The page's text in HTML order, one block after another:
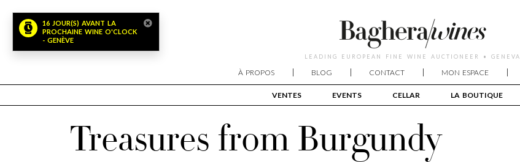
LEADING EUROPEAN FINE WINE AUCTIONEER • GENEVA
VENTES EVENTS CELLAR LA BOUTIQUE
À PROPOS BLOG CONTACT MON ESPACE
16 JOUR(S) AVANT LA
PROCHAINE WINE O'CLOCK
- GENÈVE
Treasures from Burgundy